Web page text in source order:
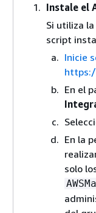
Instale el
Si utiliza la
script
Inicie
En el
En la
solo